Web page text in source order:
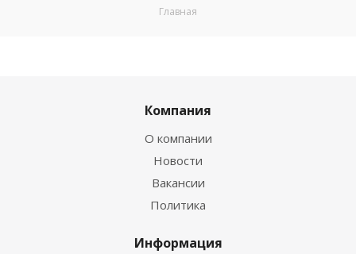
Главная
Компания
О компании
Новости
Вакансии
Политика
Информация